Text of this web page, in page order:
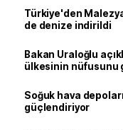
Türkiye'den
de denize indirildi
Bakan Uraloğlu
ülkesinin nüfusunu
Soğuk hava
güçlendiriyor